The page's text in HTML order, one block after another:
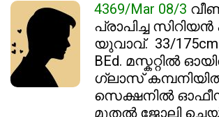
4369/Mar 08/3
പ്രാപിച്ച
യുവാവ്. 33/175cm
BEd. മസ്കറ്റിൽ
ഗ്ലാസ്
സെക്ഷനിൽ
മുതൽ ജോലി